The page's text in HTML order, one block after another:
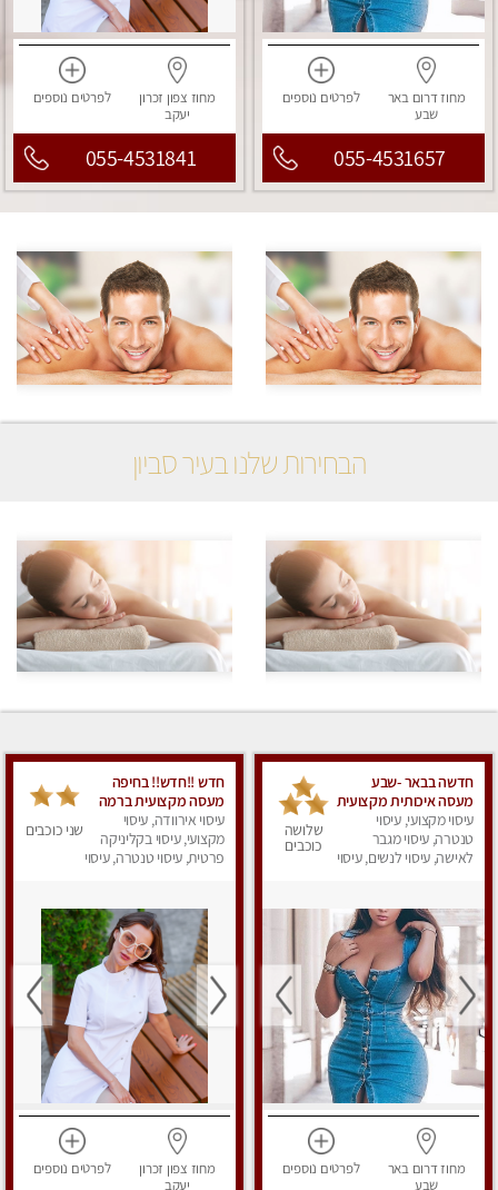
מחוז דרוםבאר
שבע
לפרטים נוספים
055-4531657
מחוז צפון זכרון
יעקב
לפרטים נוספים
055-4531841
הבחירות שלנו בעיר סביון
חדשה בבאר -שבע
מעסה איכותית מקצועית
ומפנקת
עיסוי מקצועי, עיסוי
טנטרה, עיסוי מגבר
לאישה, עיסוי לנשים, עיסוי
שלושה
כוכבים
מחוז דרום באר
שבע
לפרטים נוספים
חדש !!חדש!! בחיפה
מעסה מקצועית ברמה
גבוה
עיסוי אירוודה, עיסוי
מקצועי, עיסוי בקליניקה
פרטית, עיסוי טנטרה, עיסוי
שני כוכבים
מחוז צפון זכרון
יעקב
לפרטים נוספים